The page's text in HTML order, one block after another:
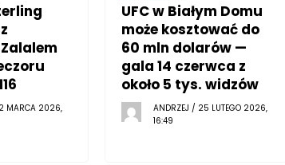
MARCA 2026,
UFC w Białym Domu
może kosztować do
60 mln dolarów —
gala 14 czerwca z
około 5 tys. widzów
ANDRZEJ / 25 LUTEGO 2026,
16:49